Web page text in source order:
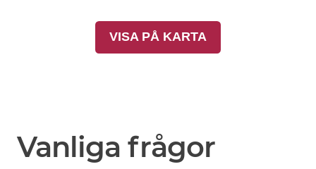
VISA PÅ KARTA
Vanliga frågor